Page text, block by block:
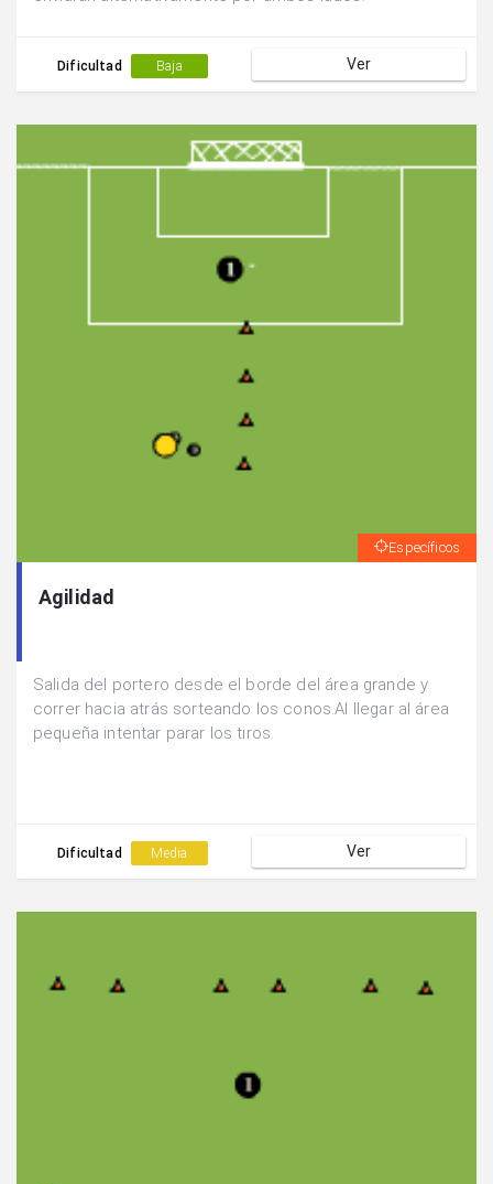
Dificultad Baja Ver
Específicos
Agilidad
Salida del portero desde el borde del área grande y
correr hacia atrás sorteando los conos.Al llegar al área
pequeña intentar parar los tiros.
Dificultad Media Ver